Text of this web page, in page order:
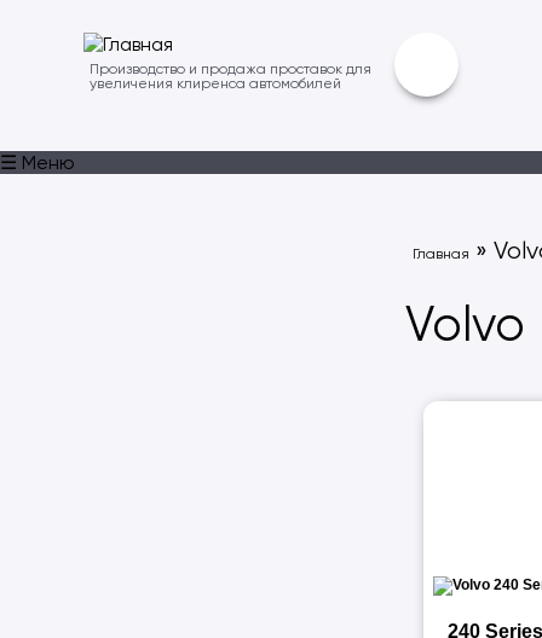
Производство и продажа проставок для
увеличения клиренса автомобилей
☰ Меню
Главная »
Volvo
240 Series